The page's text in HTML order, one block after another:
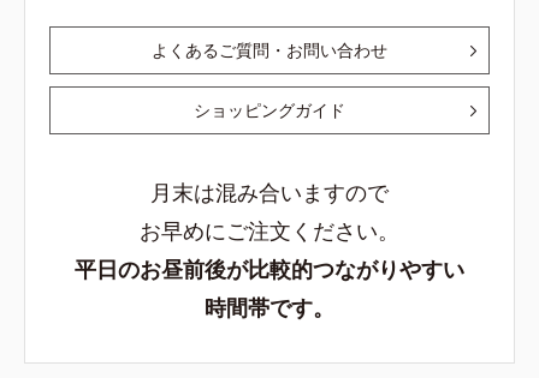
よくあるご質問・お問い合わせ
ショッピングガイド
月末は混み合いますので
お早めにご注文ください。
平日のお昼前後が比較的つながりやすい
時間帯です。